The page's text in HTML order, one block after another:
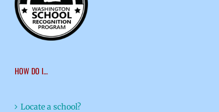
HOW DO I…
Locate a school?